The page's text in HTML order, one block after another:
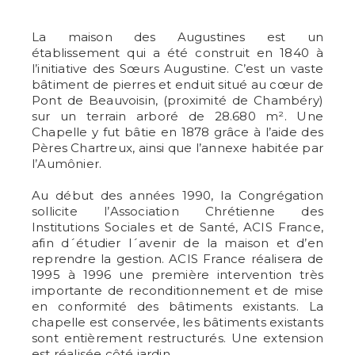
La maison des Augustines est un
établissement qui a été construit en 1840 à
l’initiative des Sœurs Augustine. C’est un vaste
bâtiment de pierres et enduit situé au cœur de
Pont de Beauvoisin, (proximité de Chambéry)
sur un terrain arboré de 28.680 m². Une
Chapelle y fut bâtie en 1878 grâce à l’aide des
Pères Chartreux, ainsi que l’annexe habitée par
l’Aumônier.
Au début des années 1990, la Congrégation
sollicite l’Association Chrétienne des
Institutions Sociales et de Santé, ACIS France,
afin d´étudier l´avenir de la maison et d’en
reprendre la gestion. ACIS France réalisera de
1995 à 1996 une première intervention très
importante de reconditionnement et de mise
en conformité des bâtiments existants. La
chapelle est conservée, les bâtiments existants
sont entièrement restructurés. Une extension